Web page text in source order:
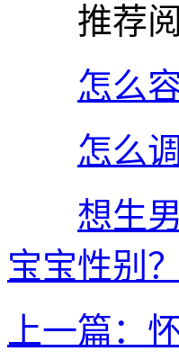
推荐阅
怎么
怎么
想生
宝宝性别？
上一篇：